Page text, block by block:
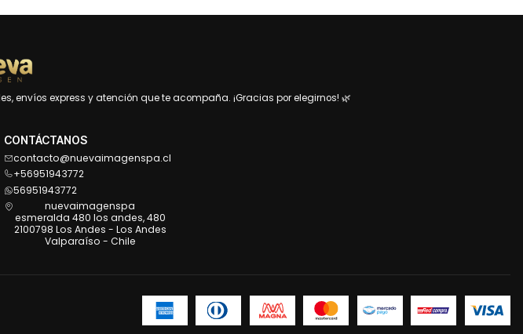
envíos express y atención que te acompaña. ¡Gracias por elegirnos! 🌿
CONTÁCTANOS
contacto@nuevaimagenspa.cl
+56951943772
56951943772
nuevaimagenspa
esmeralda 480 los andes, 480
2100798 Los Andes - Los Andes
Valparaíso - Chile